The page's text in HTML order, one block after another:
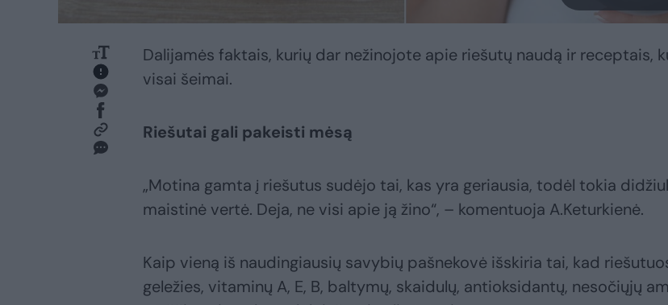
Dalijamės faktais, kurių dar nežinojote apie riešutų naudą ir receptais,
visai šeimai.
Riešutai gali pakeisti mėsą
„Motina gamta į riešutus sudėjo tai, kas yra geriausia, todėl tokia
maistinė vertė. Deja, ne visi apie ją žino“, – komentuoja A.Keturkienė.
Kaip vieną iš naudingiausių savybių pašnekovė išskiria tai, kad
geležies, vitaminų A, E, B, baltymų, skaidulų, antioksidantų, nesočiųjų